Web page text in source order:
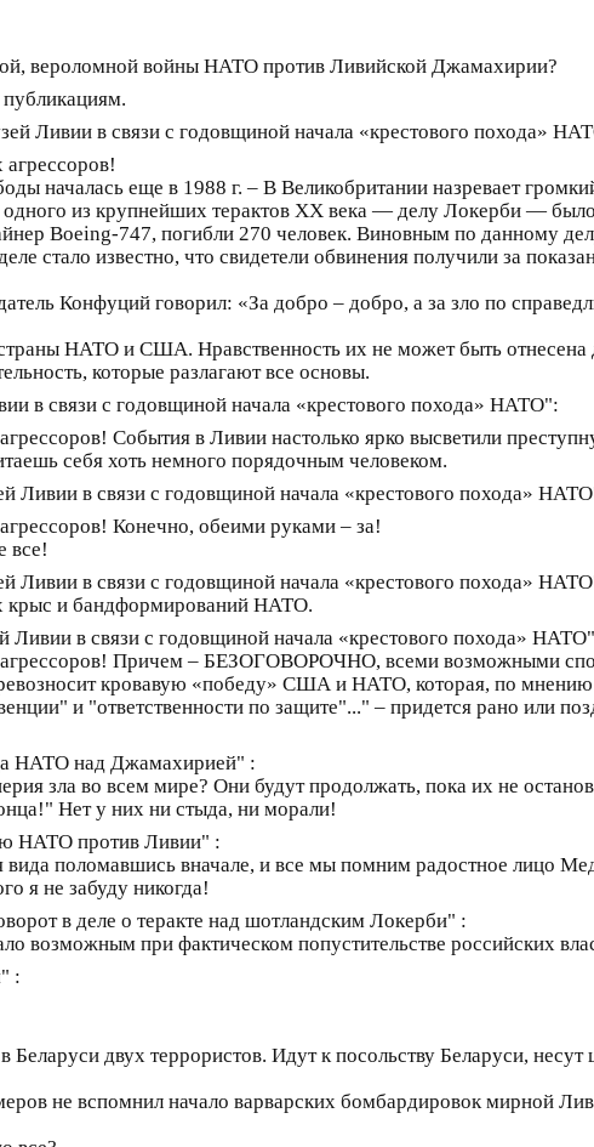
вероломной войны НАТО против Ливийской Джамахирии?
Ливии в связи с годовщиной начала «крестового похода»
началась еще в 1988 г. – В Великобритании назревает
из крупнейших терактов XX века — делу Локерби —
Boeing-747, погибли 270 человек. Виновным по данному
стало известно, что свидетели обвинения получили за
Конфуций говорил: «За добро – добро, а за зло по
НАТО и США. Нравственность их не может быть
которые разлагают все основы.
в связи с годовщиной начала «крестового похода» НАТО":
События в Ливии настолько ярко высветили
себя хоть немного порядочным человеком.
Ливии в связи с годовщиной начала «крестового похода»
Конечно, обеими руками – за!
все!
Ливии в связи с годовщиной начала «крестового похода»
крыс и бандформирований НАТО.
в связи с годовщиной начала «крестового похода»
агрессоров! Причем – БЕЗОГОВОРОЧНО, всеми возможными
кровавую «победу» США и НАТО, которая, по
и "ответственности по защите"..." – придется рано или
НАТО над Джамахирией" :
зла во всем мире? Они будут продолжать, пока их не
Нет у них ни стыда, ни морали!
НАТО против Ливии" :
поломавшись вначале, и все мы помним радостное лицо
я не забуду никогда!
в деле о теракте над шотландским Локерби" :
возможным при фактическом попустительстве российских
:
двух террористов. Идут к посольству Беларуси, несут
не вспомнил начало варварских бомбардировок мирной